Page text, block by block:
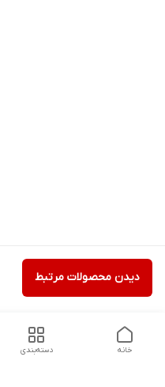
دیدن محصولات مرتبط
دسته‌بندی خانه